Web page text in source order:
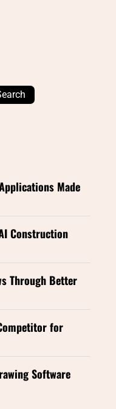
Made
Construction
Through Better
for
Software